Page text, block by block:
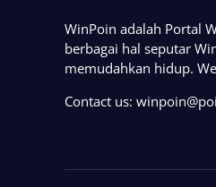
WinPoin adalah Portal
berbagai hal seputar
memudahkan hidup.
Contact us: